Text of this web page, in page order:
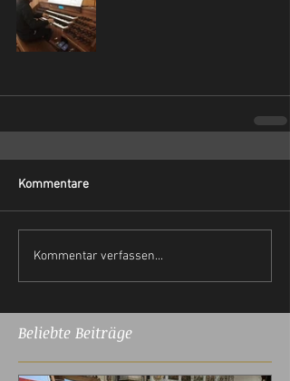
Kommentare
Kommentar verfassen...
Beliebte Beiträge